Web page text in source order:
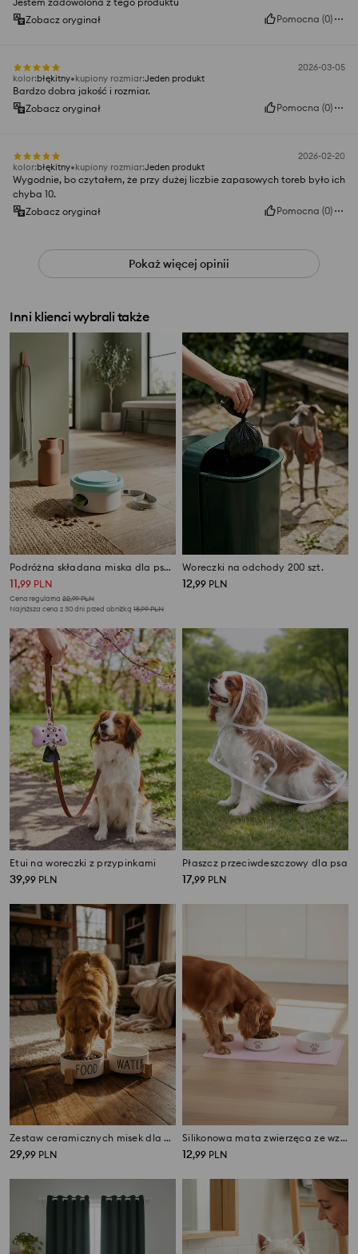
Zobacz oryginał
Pomocna (0)
2026-03-05
kolor:błękitny kupiony rozmiar:Jeden produkt
Bardzo dobra jakość i rozmiar.
Zobacz oryginał
Pomocna (0)
2026-02-20
kolor:błękitny kupiony rozmiar:Jeden produkt
Wygodnie, bo czytałem, że przy dużej liczbie zapasowych toreb było ich
chyba 10.
Zobacz oryginał
Pomocna (0)
Pokaż więcej opinii
Inni klienci wybrali także
Podróżna składana miska dla psa z pojemnikiem na woreczki na odchody
11,99 PLN
Cena regularna 22,99PLN
Najniższa cena z 30 dni przed obniżką 15,99PLN
Woreczki na odchody 200 szt.
12,99 PLN
Etui na woreczki z przypinkami
39,99 PLN
Płaszcz przeciwdeszczowy dla psa
17,99 PLN
Zestaw ceramicznych misek dla zwierząt Food & Water
29,99 PLN
Silikonowa mata zwierzęca ze wzorem w łapki
12,99 PLN